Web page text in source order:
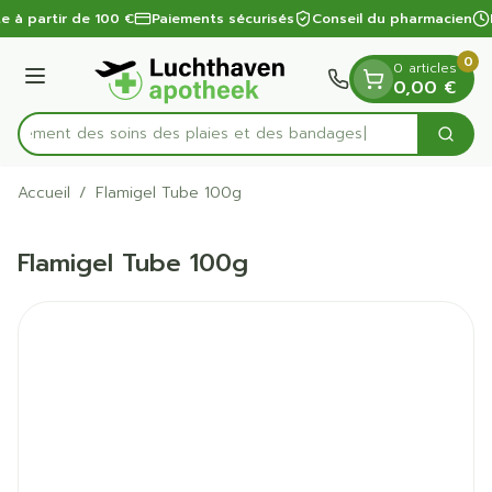
Aller au contenu
1 de 1
à partir de 100 € Paiements sécurisés Conseil du pharmacien
Menu
Rechercherdes soins des plaies et des bandages
0 articles
0,00 €
0
Accueil / Flamigel Tube 100g
Flamigel Tube 100g